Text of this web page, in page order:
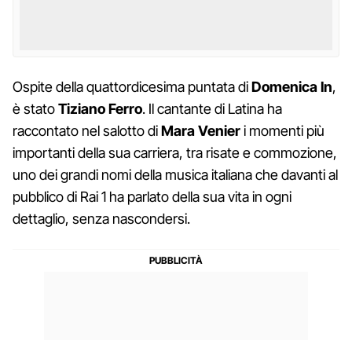
Ospite della quattordicesima puntata diDomenica In,
è statoTiziano Ferro. Il cantante di Latina ha
raccontato nel salotto diMara Venieri momenti più
importanti della sua carriera, tra risate e commozione,
uno dei grandi nomi della musica italiana che davanti al
pubblico di Rai 1 ha parlato della sua vita in ogni
dettaglio, senza nascondersi.